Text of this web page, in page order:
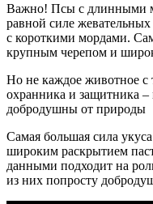
Важно! Псы с длинными
равной силе
с короткими мордами.
крупным черепом и
Но не каждое животное с
охранника и защитника
добродушны от природы
Самая большая сила
широким раскрытием
данными подходит на
из них попросту